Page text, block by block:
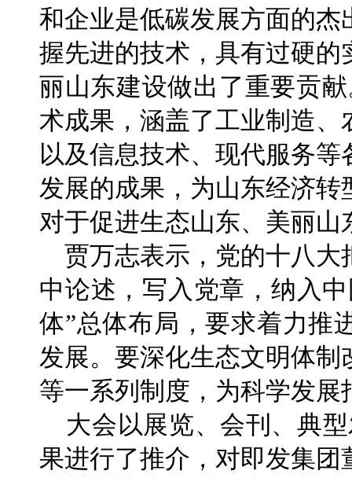
和企业是低碳发展方面的
握先进的技术，具有过硬
丽山东建设做出了重要贡
术成果，涵盖了工业制造
以及信息技术、现代服务
发展的成果，为山东经济
对于促进生态山东、美丽山
贾万志表示，党的十八大
中论述，写入党章，纳入
体”总体布局，要求着力推
发展。要深化生态文明体
等一系列制度，为科学发展
大会以展览、会刊、典型
果进行了推介，对即发集